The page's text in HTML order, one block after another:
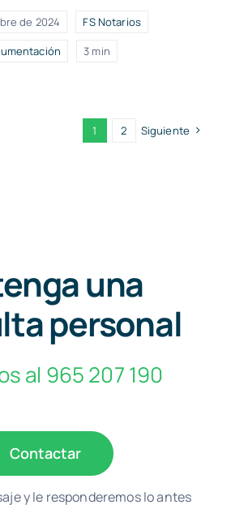
de 2024
FS Notarios
3 min
1 2 Siguiente
una
personal
al 965 207 190
Contactar
y le responderemos lo antes